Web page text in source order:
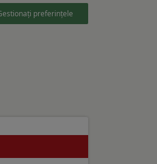
preferințele